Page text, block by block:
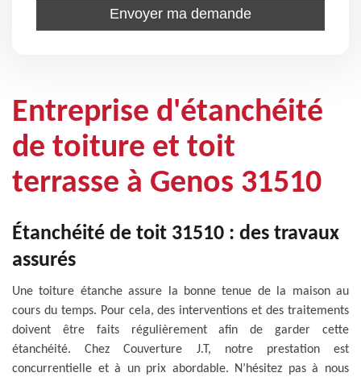
Entreprise d'étanchéité
de toiture et toit
terrasse à Genos 31510
Étanchéité de toit 31510 : des travaux
assurés
Une toiture étanche assure la bonne tenue de la maison au
cours du temps. Pour cela, des interventions et des traitements
doivent être faits régulièrement afin de garder cette
étanchéité. Chez Couverture J.T, notre prestation est
concurrentielle et à un prix abordable. N’hésitez pas à nous